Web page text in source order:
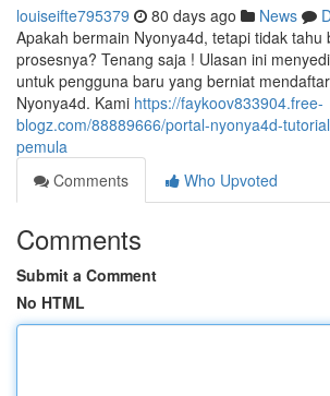
louiseifte795379 80 days ago News
Apakah bermain Nyonya4d, tetapi tidak tahu
prosesnya? Tenang saja ! Ulasan ini
untuk pengguna baru yang berniat
Nyonya4d. Kami https://faykoov833904.free-
blogz.com/88889666/portal-nyonya4d-
pemula
Comments
Who Upvoted
Comments
Submit a Comment
No HTML